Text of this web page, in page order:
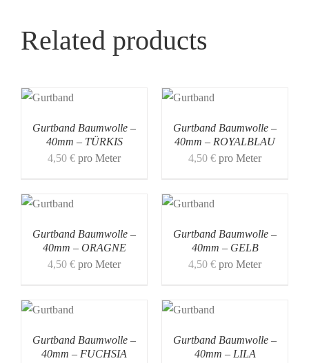
Related products
Gurtband Baumwolle –
40mm – TÜRKIS
4,50 € pro Meter
Gurtband Baumwolle –
40mm – ROYALBLAU
4,50 € pro Meter
Gurtband Baumwolle –
40mm – ORAGNE
4,50 € pro Meter
Gurtband Baumwolle –
40mm – GELB
4,50 € pro Meter
Gurtband Baumwolle –
40mm – FUCHSIA
Gurtband Baumwolle –
40mm – LILA